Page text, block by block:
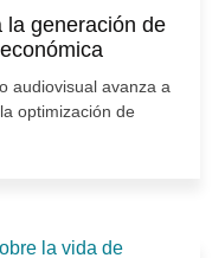
la generación de
audiovisual avanza a
optimización de